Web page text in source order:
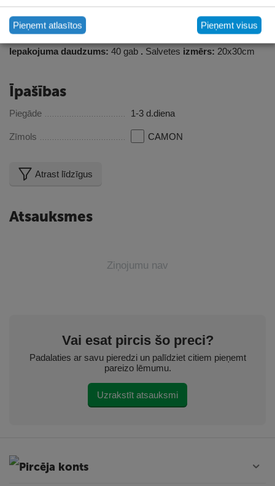
ķepas, noņemtu sliktu smaku, notīrītu purnu un ausis. To
sastāvs, kas balstīts uz Aloe Vera un svaigu jūras aromātu,
atsvaidzina, baro un aizsargā matus.
Iepakojuma daudzums: 40 gab . Salvetes izmērs: 20x30cm
Īpašības
Piegāde 1-3 d.diena
Zīmols CAMON
Atrast līdzīgus
Atsauksmes
Ziņojumu nav
Vai esat pircis šo preci?
Padalaties ar savu pieredzi un palīdziet citiem pieņemt
pareizo lēmumu.
Uzrakstīt atsauksmi
Pircēja konts
Pieņemt atlasītos Pieņemt visus